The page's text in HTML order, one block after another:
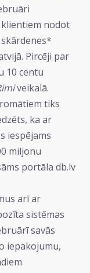
nodot
Pircēji par
10 centu
veikalā.
tiks
ka ar
iespējams
miljonu
portāla db.lv
arī ar
sistēmas
savās
iepakojumu,